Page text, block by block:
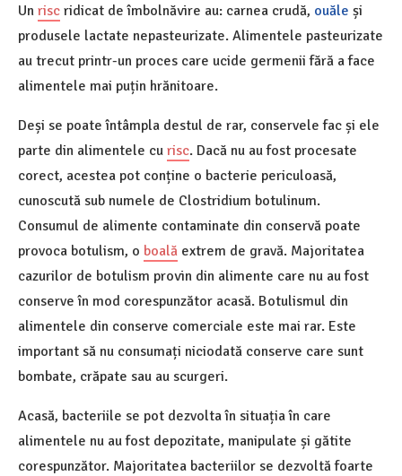
Un risc ridicat de îmbolnăvire au: carnea crudă, ouăle și
produsele lactate nepasteurizate. Alimentele pasteurizate
au trecut printr-un proces care ucide germenii fără a face
alimentele mai puțin hrănitoare.
Deși se poate întâmpla destul de rar, conservele fac și ele
parte din alimentele cu risc. Dacă nu au fost procesate
corect, acestea pot conține o bacterie periculoasă,
cunoscută sub numele de Clostridium botulinum.
Consumul de alimente contaminate din conservă poate
provoca botulism, o boală extrem de gravă. Majoritatea
cazurilor de botulism provin din alimente care nu au fost
conserve în mod corespunzător acasă. Botulismul din
alimentele din conserve comerciale este mai rar. Este
important să nu consumați niciodată conserve care sunt
bombate, crăpate sau au scurgeri.
Acasă, bacteriile se pot dezvolta în situația în care
alimentele nu au fost depozitate, manipulate și gătite
corespunzător. Majoritatea bacteriilor se dezvoltă foarte